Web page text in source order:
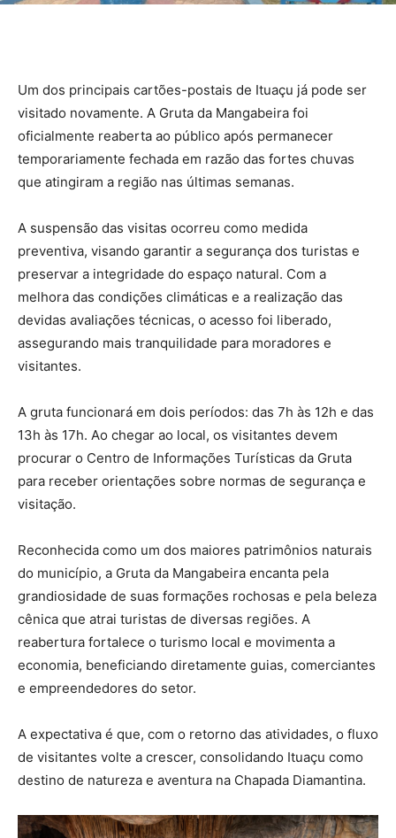
Um dos principais cartões-postais de Ituaçu já pode ser
visitado novamente. A Gruta da Mangabeira foi
oficialmente reaberta ao público após permanecer
temporariamente fechada em razão das fortes chuvas
que atingiram a região nas últimas semanas.
A suspensão das visitas ocorreu como medida
preventiva, visando garantir a segurança dos turistas e
preservar a integridade do espaço natural. Com a
melhora das condições climáticas e a realização das
devidas avaliações técnicas, o acesso foi liberado,
assegurando mais tranquilidade para moradores e
visitantes.
A gruta funcionará em dois períodos: das 7h às 12h e das
13h às 17h. Ao chegar ao local, os visitantes devem
procurar o Centro de Informações Turísticas da Gruta
para receber orientações sobre normas de segurança e
visitação.
Reconhecida como um dos maiores patrimônios naturais
do município, a Gruta da Mangabeira encanta pela
grandiosidade de suas formações rochosas e pela beleza
cênica que atrai turistas de diversas regiões. A
reabertura fortalece o turismo local e movimenta a
economia, beneficiando diretamente guias, comerciantes
e empreendedores do setor.
A expectativa é que, com o retorno das atividades, o fluxo
de visitantes volte a crescer, consolidando Ituaçu como
destino de natureza e aventura na Chapada Diamantina.